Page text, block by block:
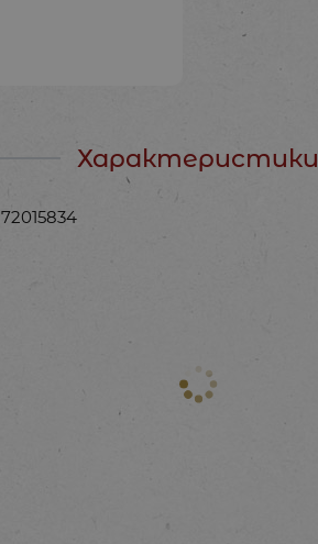
Характеристики
72015834